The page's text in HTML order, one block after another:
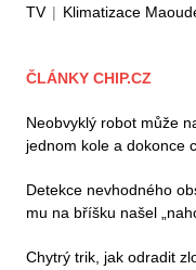
TV | Klimatizace
ČLÁNKY CHIP.CZ
Neobvyklý robot může
jednom kole a dokonce
Detekce nevhodného
mu na bříšku našel
Chytrý trik, jak odradit